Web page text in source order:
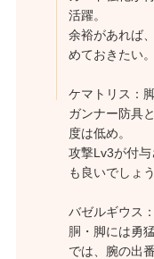
活躍。
余裕があれば
めておきたい。
ケマトリス：脚
ガンナー防具
度は低め。
攻撃Lv3が付
も良いでしょう
バゼルギウス
胴・脚には勇
では、腕の出